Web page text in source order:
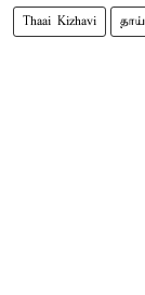
Thaai Kizhavi தாய்